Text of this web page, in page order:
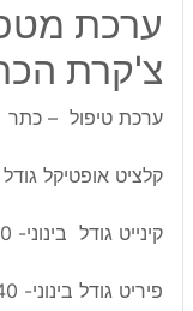
ערכת
צ'קרת
ערכת טיפול – כתר
קלציט אופטיקל גודל
קינייט גודל בינוני- 40 שח.
פיריט גודל בינוני- 40 שח.